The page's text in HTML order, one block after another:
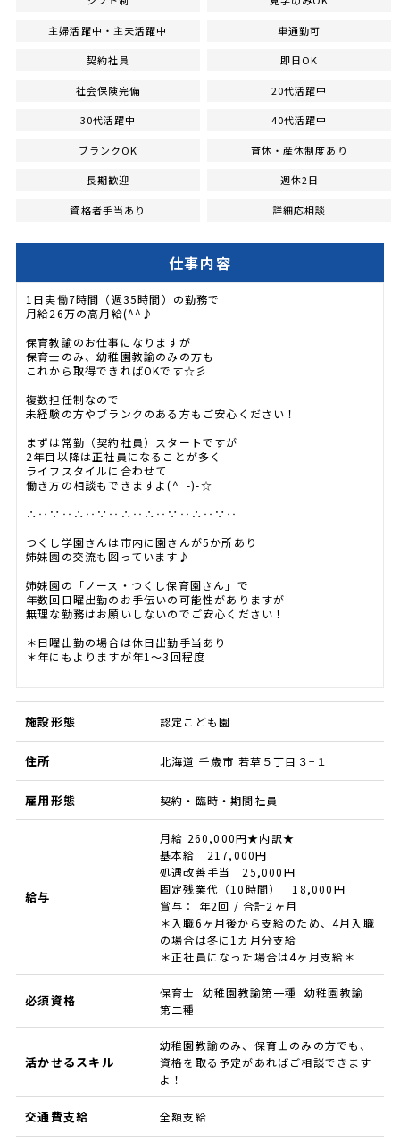
主婦活躍中・主夫活躍中 車通勤可
契約社員 即日OK
社会保険完備 20代活躍中
30代活躍中 40代活躍中
ブランクOK 育休・産休制度あり
長期歓迎 週休2日
資格者手当あり 詳細応相談
仕事内容
1日実働7時間（週35時間）の勤務で
月給26万の高月給(^^♪
保育教諭のお仕事になりますが
保育士のみ、幼稚園教諭のみの方も
これから取得できればOKです☆彡
複数担任制なので
未経験の方やブランクのある方もご安心ください！
まずは常勤（契約社員）スタートですが
2年目以降は正社員になることが多く
ライフスタイルに合わせて
働き方の相談もできますよ(^_-)-☆
∴‥∵‥∴‥∵‥∴‥∴‥∵‥∴‥∵‥
つくし学園さんは市内に園さんが5か所あり
姉妹園の交流も図っています♪
姉妹園の「ノース・つくし保育園さん」で
年数回日曜出勤のお手伝いの可能性がありますが
無理な勤務はお願いしないのでご安心ください！
＊日曜出勤の場合は休日出勤手当あり
＊年にもよりますが年1～3回程度
施設形態 認定こども園
住所 北海道 千歳市 若草５丁目３−１
雇用形態 契約・臨時・期間社員
給与
月給 260,000円★内訳★
基本給 217,000円
処遇改善手当 25,000円
固定残業代（10時間） 18,000円
賞与： 年2回 / 合計2ヶ月
＊入職6ヶ月後から支給のため、4月入職
の場合は冬に1カ月分支給
＊正社員になった場合は4ヶ月支給＊
必須資格
保育士 幼稚園教諭第一種 幼稚園教諭
第二種
活かせるスキル
幼稚園教諭のみ、保育士のみの方でも、
資格を取る予定があればご相談できます
よ！
交通費支給 全額支給